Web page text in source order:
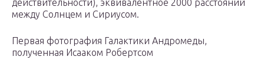
действительности), эквивалентное 2000 расстояний
между Солнцем и Сириусом.
Первая фотография Галактики Андромеды,
полученная Исааком Робертсом